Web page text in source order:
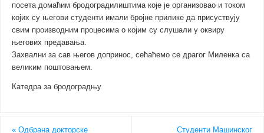
посета домаћим бродоградилиштима које је организовао и током
којих су његови студенти имали бројне прилике да присуствују
свим производним процесима о којим су слушали у оквиру
његових предавања.
Захвални за сав његов допринос, сећаћемо се драгог Миленка са
великим поштовањем.
Катедра за бродоградњу
«Одбрана докторске
Студенти Машинског